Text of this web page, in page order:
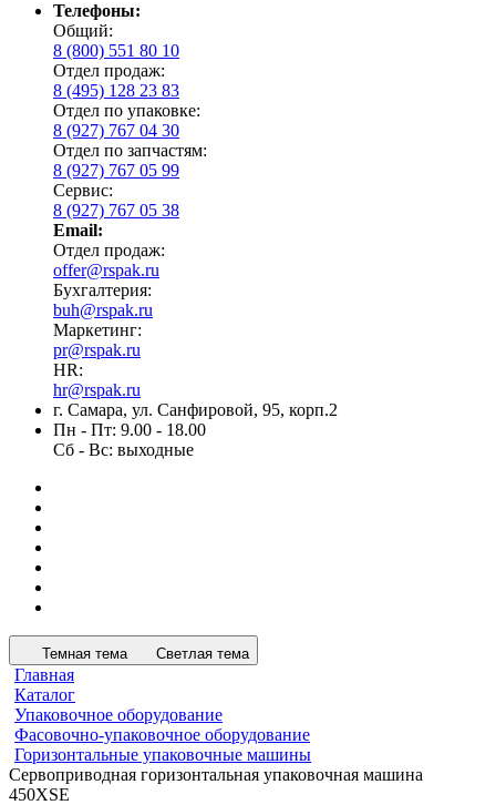
Телефоны:
Общий:
8 (800) 551 80 10
Отдел продаж:
8 (495) 128 23 83
Отдел по упаковке:
8 (927) 767 04 30
Отдел по запчастям:
8 (927) 767 05 99
Сервис:
8 (927) 767 05 38
Email:
Отдел продаж:
offer@rspak.ru
Бухгалтерия:
buh@rspak.ru
Маркетинг:
pr@rspak.ru
HR:
hr@rspak.ru
г. Самара, ул. Санфировой, 95, корп.2
Пн - Пт: 9.00 - 18.00
Сб - Вс: выходные
Темная тема Светлая тема
Главная
Каталог
Упаковочное оборудование
Фасовочно-упаковочное оборудование
Горизонтальные упаковочные машины
Сервоприводная горизонтальная упаковочная машина
450XSE